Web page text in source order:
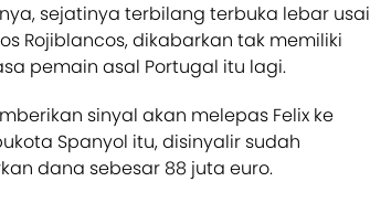
sejatinya terbilang terbuka lebar usai
Rojiblancos, dikabarkan tak memiliki
pemain asal Portugal itu lagi.
sinyal akan melepas Felix ke
Spanyol itu, disinyalir sudah
dana sebesar 88 juta euro.